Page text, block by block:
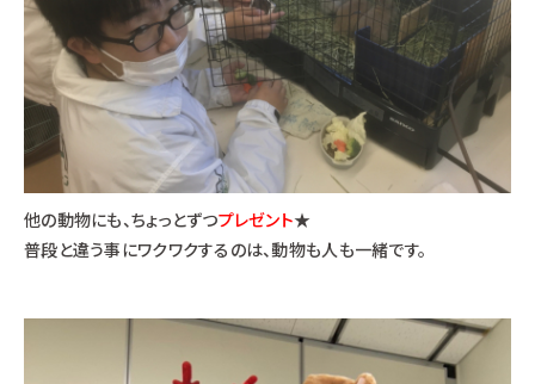
他の動物にも、ちょっとずつプレゼント★
普段と違う事にワクワクするのは、動物も人も一緒です。